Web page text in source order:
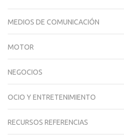
MEDIOS DE COMUNICACIÓN
MOTOR
NEGOCIOS
OCIO Y ENTRETENIMIENTO
RECURSOS REFERENCIAS